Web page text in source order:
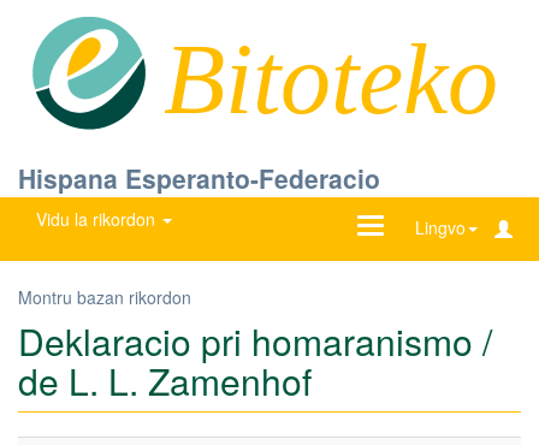
Bitoteko
Hispana Esperanto-Federacio
Vidu la rikordon Lingvo
Ŝanĝu
Montru bazan rikordon
Deklaracio pri homaranismo /
de L. L. Zamenhof